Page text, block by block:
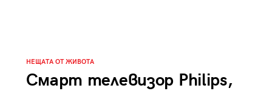
НЕЩАТА ОТ ЖИВОТА
Смарт телевизор Philips,